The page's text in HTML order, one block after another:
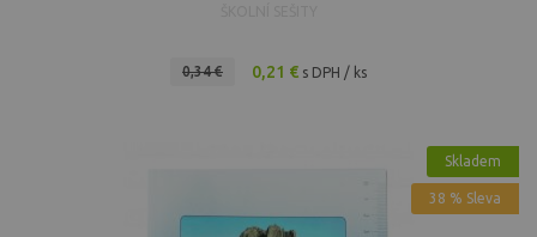
0,34 € 0,21 € s DPH / ks
Skladem
38 % Sleva